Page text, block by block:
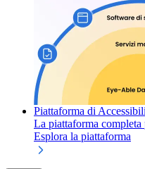
Piattaforma di
La piattaforma
Esplora la piattaforma